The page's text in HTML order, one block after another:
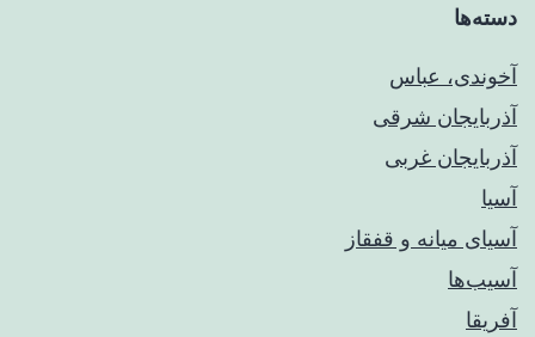
دسته‌ها
آخوندی، عباس
آذربایجان شرقی
آذربایجان غربی
آسیا
آسیای میانه و قفقاز
آسیب‌ها
آفریقا